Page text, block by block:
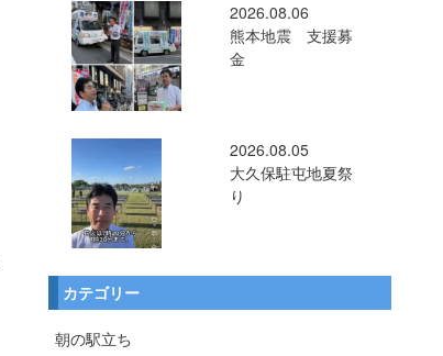
2026.08.06
熊本地震 支援募
金
2026.08.05
大久保駐屯地夏祭
り
カテゴリー
朝の駅立ち